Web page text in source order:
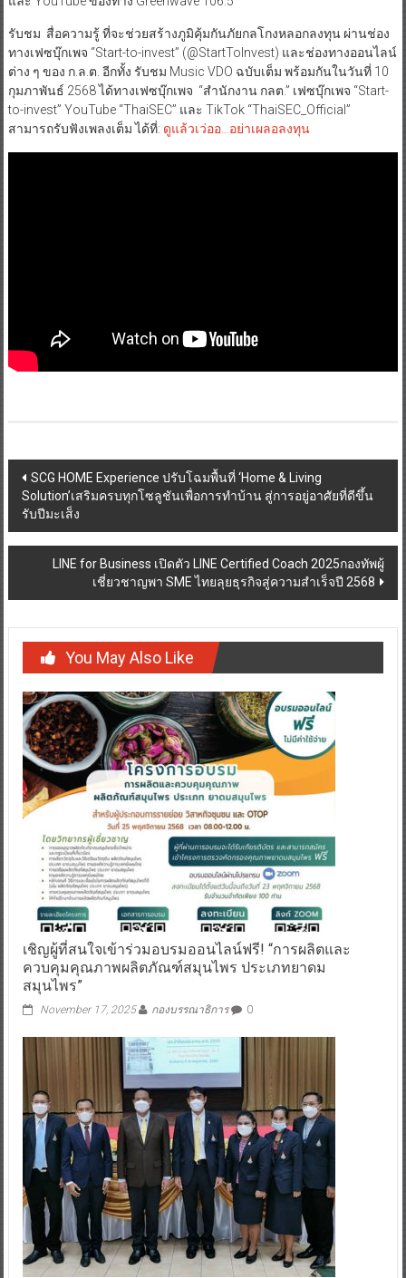
รับชม สื่อความรู้ ที่จะช่วยสร้างภูมิคุ้มกันภัยกลโกงหลอกลงทุน ผ่านช่อง
ทางเฟซบุ๊กเพจ “Start-to-invest” (@StartToInvest) และช่องทางออนไลน์
ต่าง ๆ ของ ก.ล.ต. อีกทั้ง รับชม Music VDO ฉบับเต็ม พร้อมกันในวันที่ 10
กุมภาพันธ์ 2568 ได้ทางเฟซบุ๊กเพจ “สำนักงาน กลต.” เฟซบุ๊กเพจ “Start-
to-invest” YouTube “ThaiSEC” และ TikTok “ThaiSEC_Official”
สามารถรับฟังเพลงเต็ม ได้ที่: ดูแล้วเว่ออ…อย่าเผลอลงทุน
Post
navigation
SCG HOME Experience ปรับโฉมพื้นที่ ‘Home & Living
Solution’เสริมครบทุกโซลูชันเพื่อการทำบ้าน สู่การอยู่อาศัยที่ดีขึ้น
รับปีมะเส็ง
LINE for Business เปิดตัว LINE Certified Coach 2025กองทัพผู้
เชี่ยวชาญพา SME ไทยลุยธุรกิจสู่ความสำเร็จปี 2568
You May Also Like
เชิญผู้ที่สนใจเข้าร่วมอบรมออนไลน์ฟรี! “การผลิตและ
ควบคุมคุณภาพผลิตภัณฑ์สมุนไพร ประเภทยาดม
สมุนไพร”
November 17, 2025 กองบรรณาธิการ 0